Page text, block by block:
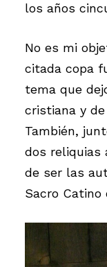
los años
No es mi
citada copa
tema que
cristiana y
También,
dos reliquias
de ser las
Sacro Catino